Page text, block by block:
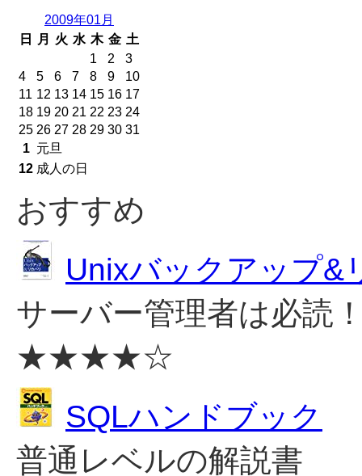
2009年01月
日
月 火 水 木 金 土
1 元旦
12 成人の日
1 2
3
4
5 6 7 8 9
10
11 12 13 14 15 16 17
18 19 20 21 22 23 24
25 26 27 28 29 30 31
おすすめ
Unixバックアップ&
サーバー管理者は必読
★★★★☆
SQLハンドブック
普通レベルの解説書